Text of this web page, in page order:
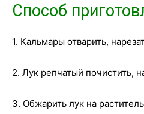
Способ
1. Кальмары отварить,
2. Лук репчатый почистить,
3. Обжарить лук на